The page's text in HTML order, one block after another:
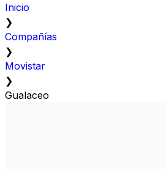
Inicio
❯
Compañías
❯
Movistar
❯
Gualaceo